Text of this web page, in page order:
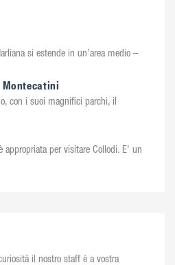
si estende in un’area medio –
Montecatini
con i suoi magnifici parchi, il
appropriata per visitare Collodi. E’ un
il nostro staff è a vostra